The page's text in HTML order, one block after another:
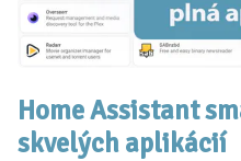
Home Assistant
skvelých aplikácií